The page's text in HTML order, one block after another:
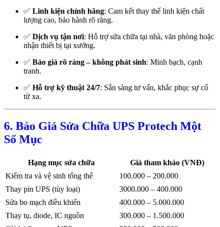
✅ Linh kiện chính hãng: Cam kết thay thế linh kiện chất
lượng cao, bảo hành rõ ràng.
✅ Dịch vụ tận nơi: Hỗ trợ sửa chữa tại nhà, văn phòng hoặc
nhận thiết bị tại xưởng.
✅ Báo giá rõ ràng – không phát sinh: Minh bạch, cạnh
tranh.
✅ Hỗ trợ kỹ thuật 24/7: Sẵn sàng tư vấn, khắc phục sự cố
từ xa.
6. Báo Giá Sửa Chữa UPS Protech Một
Số Mục
Hạng mục sửa chữa
Giá tham khảo (VNĐ)
Kiểm tra và vệ sinh tổng thể
100.000 – 200.000
Thay pin UPS (tùy loại)
3000.000 – 400.000
Sửa bo mạch điều khiển
400.000 – 5.000.000
Thay tụ, diode, IC nguồn
300.000 – 1.500.000